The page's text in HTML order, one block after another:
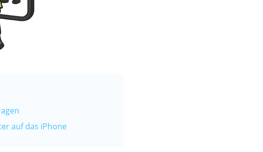
auf das iPhone